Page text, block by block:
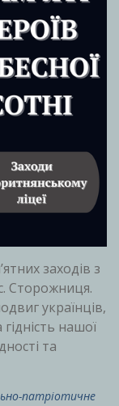
заходів з
Сторожниця.
українців,
нашої
та
патріотичне